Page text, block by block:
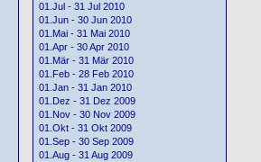
01.Jul - 31 Jul 2010
01.Jun - 30 Jun 2010
01.Mai - 31 Mai 2010
01.Apr - 30 Apr 2010
01.Mär - 31 Mär 2010
01.Feb - 28 Feb 2010
01.Jan - 31 Jan 2010
01.Dez - 31 Dez 2009
01.Nov - 30 Nov 2009
01.Okt - 31 Okt 2009
01.Sep - 30 Sep 2009
01.Aug - 31 Aug 2009